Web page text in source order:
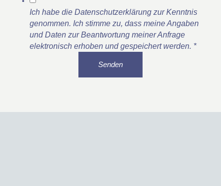
Ich habe die Datenschutzerklärung zur Kenntnis
genommen. Ich stimme zu, dass meine Angaben
und Daten zur Beantwortung meiner Anfrage
elektronisch erhoben und gespeichert werden. *
Senden